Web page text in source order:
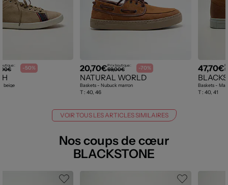
: -50%
beige
20,70€Prix boutique :
69,00€ -70%
NATURAL WORLD
Baskets - Nubuck marron
T : 40, 46
47,70€
Baskets -
T : 40, 41
VOIR TOUS LES ARTICLES SIMILAIRES
Nos coups de cœur
BLACKSTONE